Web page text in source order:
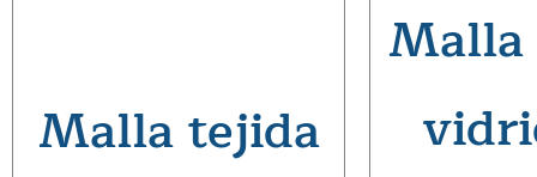
Malla tejida
Malla